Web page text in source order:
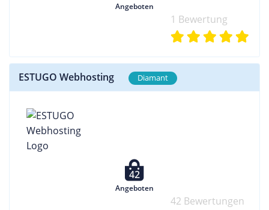
Angeboten
1 Bewertung
ESTUGO Webhosting Diamant
42
Angeboten
42 Bewertungen